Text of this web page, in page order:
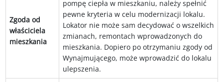
Zgoda od
właściciela
mieszkania
pompę ciepła w mieszkaniu, należy spełnić
pewne kryteria w celu modernizacji lokalu.
Lokator nie może sam decydować o wszelkich
zmianach, remontach wprowadzonych do
mieszkania. Dopiero po otrzymaniu zgody od
Wynajmującego, może wprowadzić do lokalu
ulepszenia.